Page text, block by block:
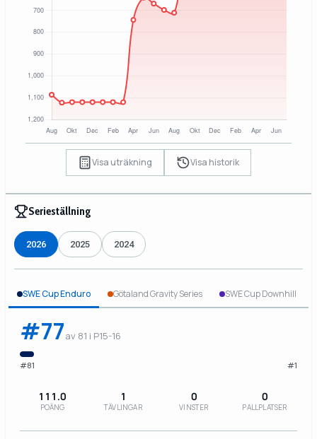
Visa uträkning Visa historik
Serieställning
2026 2025 2024
SWE Cup Enduro Götaland Gravity Series SWE Cup Downhill
#77av 81 i P15-16
#81 #1
111.0
POÄNG
1
TÄVLINGAR
0
VINSTER
0
PALLPLATSER